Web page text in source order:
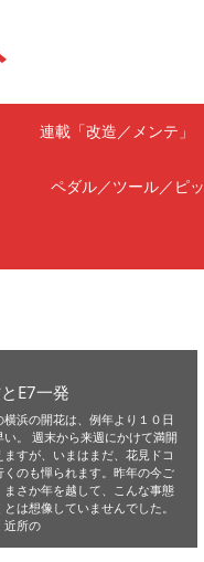
連載「改造／メンテ」
ペダル／ツール／ピ
E7一発
横浜の開花は、例年より１０日
い。 週末から来週にかけて満開
ますが、いまはまだ、花見ドコ
くのも憚られます。昨年の今ご
まさか年を越して、こんな事態
とは想像していませんでした。
近所の